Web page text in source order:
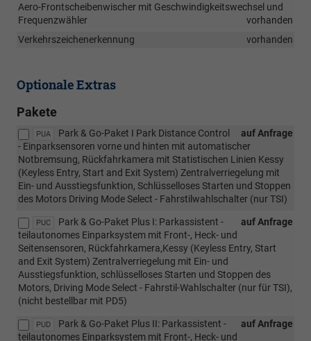
Aero-Frontscheibenwischer mit Geschwindigkeitswechsel und
Frequenzwähler
vorhanden
Verkehrszeichenerkennung
vorhanden
Optionale Extras
Pakete
PUA auf Anfrage
Park & Go-Paket I Park Distance Control
- Einparksensoren vorne und hinten mit automatischer
Notbremsung, Rückfahrkamera mit Statistischen Linien Kessy
(Keyless Entry, Start and Exit System) Zentralverriegelung mit
Ein- und Ausstiegsfunktion, Schlüsselloses Starten und Stoppen
des Motors Driving Mode Select - Fahrstilwahlschalter (nur TSI)
PUC auf Anfrage
Park & Go-Paket Plus I: Parkassistent -
teilautonomes Einparksystem mit Front-, Heck- und
Seitensensoren, Rückfahrkamera,Kessy (Keyless Entry, Start
and Exit System) Zentralverriegelung mit Ein- und
Ausstiegsfunktion, schlüsselloses Starten und Stoppen des
Motors, Driving Mode Select - Fahrstil-Wahlschalter (nur für TSI),
(nicht bestellbar mit PD5)
PUD auf Anfrage
Park & Go-Paket Plus II: Parkassistent -
teilautonomes Einparksystem mit Front-, Heck- und